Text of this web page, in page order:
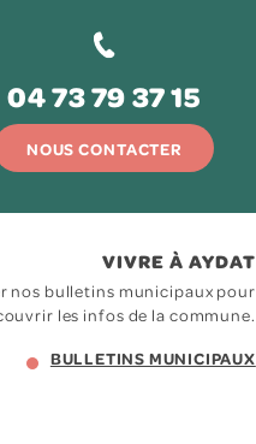
04 73 79 37 15
NOUS CONTACTER
VIVRE À AYDAT
nos bulletins municipaux pour
les infos de la commune.
BULLETINS MUNICIPAUX